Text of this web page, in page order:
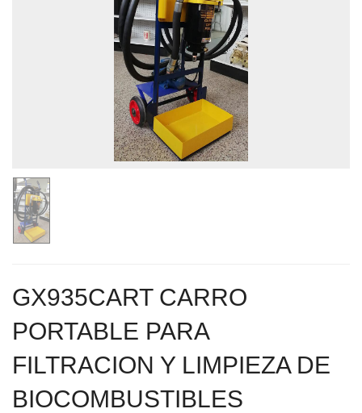
GX935CART CARRO
PORTABLE PARA
FILTRACION Y LIMPIEZA DE
BIOCOMBUSTIBLES